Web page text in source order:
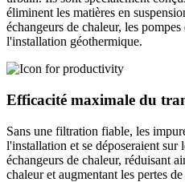
éliminent les matières en
échangeurs de chaleur, les
l'installation géothermique.
Efficacité maximale du
Sans une filtration fiable, les
l'installation et se déposeraient sur
échangeurs de chaleur, réduisant
chaleur et augmentant les pertes